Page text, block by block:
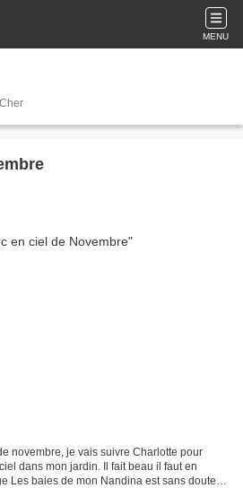
MENU
novembre, je vais suivre Charlotte pour
dans mon jardin. Il fait beau il faut en
Les baies de mon Nandina est sans doute